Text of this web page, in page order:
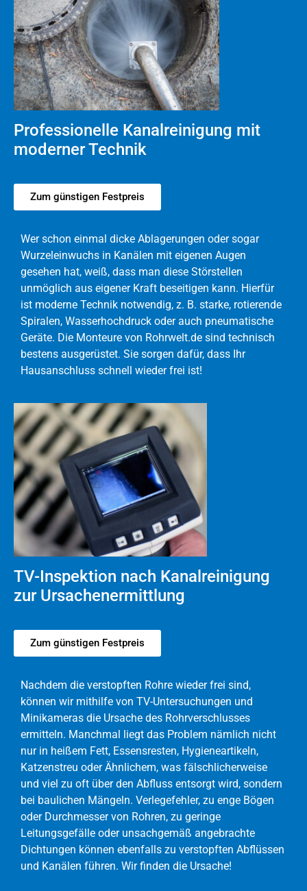
Professionelle Kanalreinigung mit
moderner Technik
Zum günstigen Festpreis
Wer schon einmal dicke Ablagerungen oder sogar
Wurzeleinwuchs in Kanälen mit eigenen Augen
gesehen hat, weiß, dass man diese Störstellen
unmöglich aus eigener Kraft beseitigen kann. Hierfür
ist moderne Technik notwendig, z. B. starke, rotierende
Spiralen, Wasserhochdruck oder auch pneumatische
Geräte. Die Monteure von Rohrwelt.de sind technisch
bestens ausgerüstet. Sie sorgen dafür, dass Ihr
Hausanschluss schnell wieder frei ist!
TV-Inspektion nach Kanalreinigung
zur Ursachenermittlung
Zum günstigen Festpreis
Nachdem die verstopften Rohre wieder frei sind,
können wir mithilfe von TV-Untersuchungen und
Minikameras die Ursache des Rohrverschlusses
ermitteln. Manchmal liegt das Problem nämlich nicht
nur in heißem Fett, Essensresten, Hygieneartikeln,
Katzenstreu oder Ähnlichem, was fälschlicherweise
und viel zu oft über den Abfluss entsorgt wird, sondern
bei baulichen Mängeln. Verlegefehler, zu enge Bögen
oder Durchmesser von Rohren, zu geringe
Leitungsgefälle oder unsachgemäß angebrachte
Dichtungen können ebenfalls zu verstopften Abflüssen
und Kanälen führen. Wir finden die Ursache!